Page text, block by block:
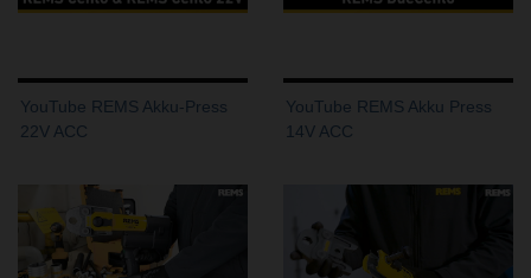
YouTube REMS Akku-Press
22V ACC
YouTube REMS Akku Press
14V ACC